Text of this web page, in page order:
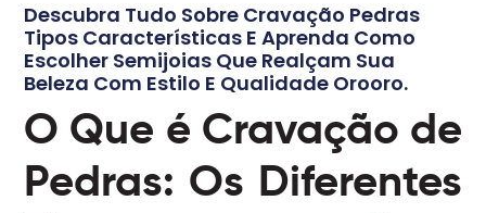
Descubra Tudo Sobre Cravação Pedras
Tipos Características E Aprenda Como
Escolher Semijoias Que Realçam Sua
Beleza Com Estilo E Qualidade Orooro.
O Que é Cravação de
Pedras: Os Diferentes